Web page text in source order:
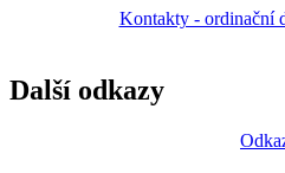
Kontakty - ordinační
Další odkazy